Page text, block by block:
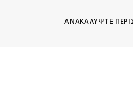
ΑΝΑΚΑΛΥΨΤΕ